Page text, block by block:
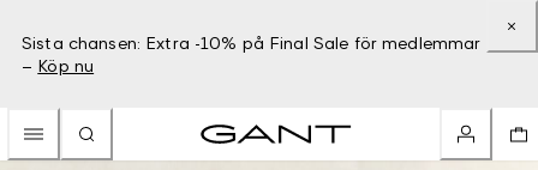
Sista chansen: Extra -10% på Final Sale för medlemmar
– Köp nu